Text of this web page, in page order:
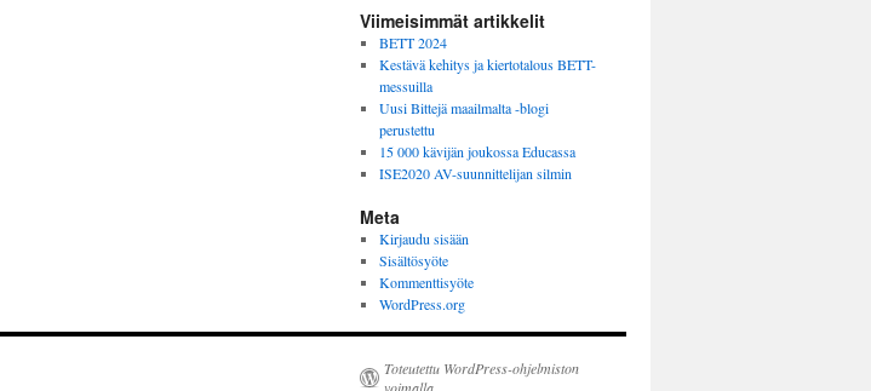
Viimeisimmät artikkelit
BETT 2024
Kestävä kehitys ja kiertotalous BETT-
messuilla
Uusi Bittejä maailmalta -blogi
perustettu
15 000 kävijän joukossa Educassa
ISE2020 AV-suunnittelijan silmin
Meta
Kirjaudu sisään
Sisältösyöte
Kommenttisyöte
WordPress.org
Toteutettu WordPress-ohjelmiston